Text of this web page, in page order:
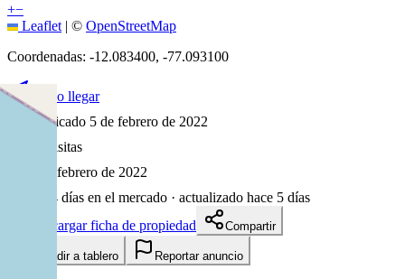
+−
Leaflet | © OpenStreetMap
Coordenadas: -12.083400, -77.093100
Cómo llegar
Publicado 5 de febrero de 2022
visitas
5 de febrero de 2022
1644 días en el mercado · actualizado hace 5 días
Descargar ficha de propiedad
Compartir
Añadir a tablero Reportar anuncio